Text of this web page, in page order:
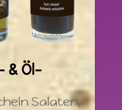
Öl-
Salaten,